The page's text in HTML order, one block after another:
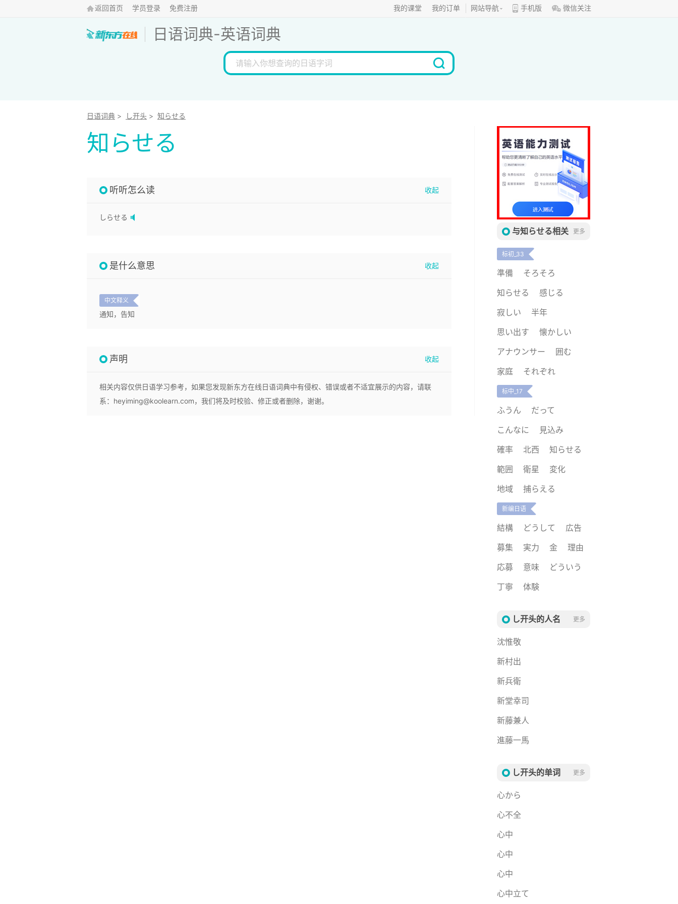
返回首页 学员登录 免费注册 我的课堂 我的订单 网站导航 手机版 微信关注
日语词典-英语词典
日语词典 > し开头 > 知らせる
知らせる
听听怎么读
しらせる
是什么意思
中文释义
通知，告知
声明
相关内容仅供日语学习参考，如果您发现新东方在线日语词典中有侵权、错误或者不适宜展示的内容，请联
系：heyiming@koolearn.com，我们将及时校验、修正或者删除，谢谢。
与知らせる相关 更多
标初_33
準備
そろそろ
知らせる
感じる
寂しい
半年
思い出す
懐かしい
アナウンサー
囲む
家庭
それぞれ
标中_17
ふうん
だって
こんなに
見込み
確率
北西
知らせる
範囲
衛星
変化
地域
捕らえる
新编日语
結構 どうして
広告
募集
実力 金
理由
応募
意味
どういう
丁寧
体験
し开头的人名 更多
沈惟敬
新村出
新兵衛
新堂幸司
新藤兼人
進藤一馬
し开头的单词 更多
心から
心不全
心中
心中
心中
心中立て